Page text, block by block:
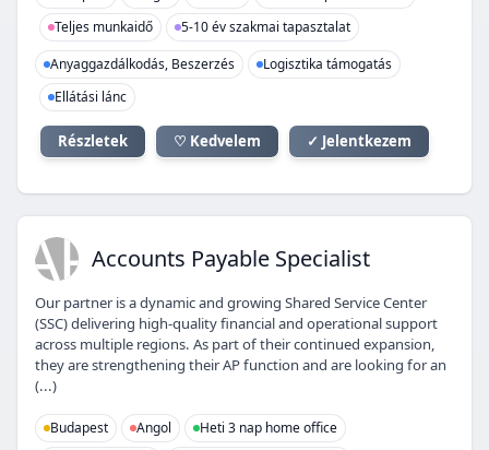
Teljes munkaidő
5-10 év szakmai tapasztalat
Anyaggazdálkodás, Beszerzés
Logisztika támogatás
Ellátási lánc
Részletek ♡ Kedvelem ✓ Jelentkezem
APAccounts Payable Specialist
Our partner is a dynamic and growing Shared Service Center
(SSC) delivering high-quality financial and operational support
across multiple regions. As part of their continued expansion,
they are strengthening their AP function and are looking for an
(...)
Budapest Angol
Heti 3 nap home office